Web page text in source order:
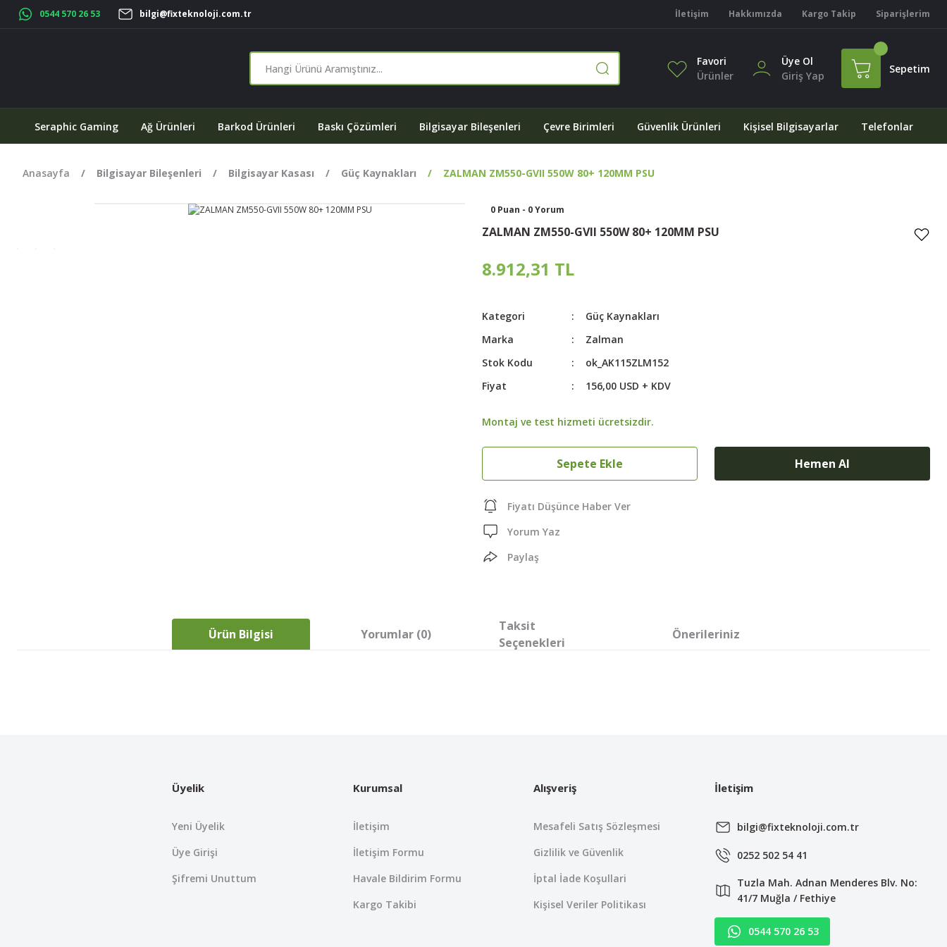
0544 570 26 53 bilgi@fixteknoloji.com.tr İletişim Hakkımızda Kargo Takip Siparişlerim
Favori
Ürünler
Üye Ol
Giriş Yap
Sepetim
Seraphic Gaming Ağ Ürünleri Barkod Ürünleri Baskı Çözümleri Bilgisayar Bileşenleri Çevre Birimleri Güvenlik Ürünleri Kişisel Bilgisayarlar Telefonlar
Anasayfa Bilgisayar Bileşenleri Bilgisayar Kasası Güç Kaynakları ZALMAN ZM550-GVII 550W 80+ 120MM PSU
0 Puan - 0 Yorum
ZALMAN ZM550-GVII 550W 80+ 120MM PSU
8.912,31 TL
Kategori
Güç Kaynakları
Marka
Zalman
Stok Kodu
ok_AK115ZLM152
Fiyat
156,00 USD + KDV
Montaj ve test hizmeti ücretsizdir.
Sepete Ekle Hemen Al
Fiyatı Düşünce Haber Ver
Yorum Yaz
Paylaş
Ürün Bilgisi Yorumlar (0)
Taksit
Seçenekleri
Önerileriniz
Ürün bilgilerinde hatalar bulunuyor.
Bu ürüne benzer farklı alternatifler olmalı.
Üyelik
Yeni Üyelik
Üye Girişi
Şifremi Unuttum
Kurumsal
İletişim
İletişim Formu
Havale Bildirim Formu
Kargo Takibi
Alışveriş
Mesafeli Satış Sözleşmesi
Gizlilik ve Güvenlik
İptal İade Koşullari
Kişisel Veriler Politikası
İletişim
bilgi@fixteknoloji.com.tr
0252 502 54 41
Tuzla Mah. Adnan Menderes Blv. No:
41/7 Muğla / Fethiye
0544 570 26 53